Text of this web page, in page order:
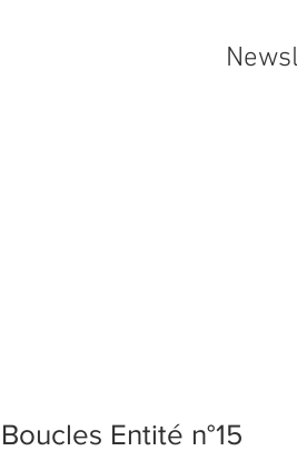
Boucles Entité n°15